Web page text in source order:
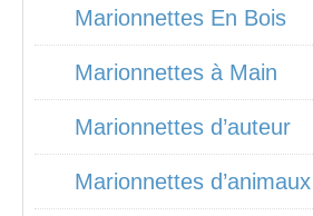
Marionnettes En Bois
Marionnettes à Main
Marionnettes d’auteur
Marionnettes d’animaux